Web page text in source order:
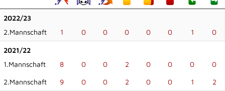
2022/23
2.Mannschaft
1 0 0 0 0 0 1 0
2021/22
1.Mannschaft
8 0 0 2 0 0 0 0
2.Mannschaft 9 0 0 2 0 0 1 2